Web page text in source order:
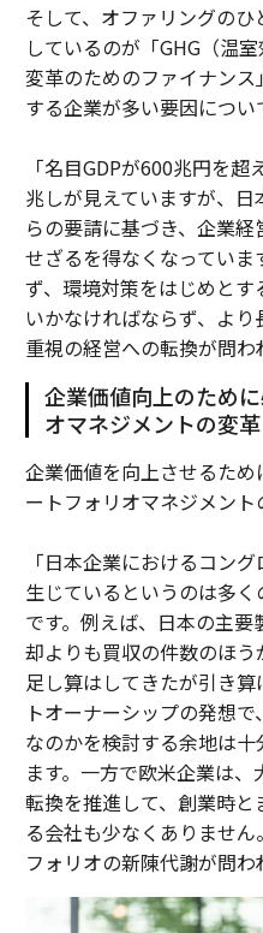
そして、オファリングの
しているのが「GHG（温
変革のためのファイナン
する企業が多い要因につい
「名目GDPが600兆円を
兆しが見えていますが、
らの要請に基づき、企業
せざるを得なくなってい
ず、環境対策をはじめとす
いかなければならず、よ
重視の経営への転換が問わ
企業価値向上のため
オマネジメントの変革
企業価値を向上させるた
ートフォリオマネジメント
「日本企業におけるコン
生じているというのは多
です。例えば、日本の主
却よりも買収の件数のほう
足し算はしてきたが引き
トオーナーシップの発想
なのかを検討する余地は
ます。一方で欧米企業は
転換を推進して、創業時
る会社も少なくありませ
フォリオの新陳代謝が問わ